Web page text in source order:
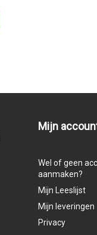
Mijn
Wel of geen
aanmaken?
Mijn Leeslijst
Mijn leveringen
Privacy